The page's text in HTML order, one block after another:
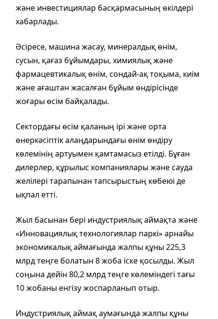
және инвестициялар басқармасының өкілдері
хабарлады.
Әсіресе, машина жасау, минералдық өнім,
сусын, қағаз бұйымдары, химиялық және
фармацевтикалық өнім, сондай-ақ тоқыма, киім
және ағаштан жасалған бұйым өндірісінде
жоғары өсім байқалады.
Сектордағы өсім қаланың ірі және орта
өнеркәсіптік алаңдарындағы өнім өндіру
көлемінің артуымен қамтамасыз етілді. Бұған
дилерлер, құрылыс компаниялары және сауда
желілері тарапынан тапсырыстың көбеюі де
ықпал етті.
Жыл басынан бері индустриялық аймақта және
«Инновациялық технологиялар паркі» арнайы
экономикалық аймағында жалпы құны 225,3
млрд теңге болатын 8 жоба іске қосылды. Жыл
соңына дейін 80,2 млрд теңге көлеміндегі тағы
10 жобаны енгізу жоспарланып отыр.
Индустриялық аймақ аумағында жалпы құны